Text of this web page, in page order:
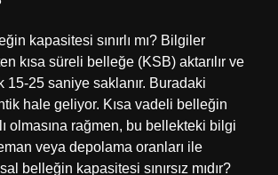
kapasitesi sınırlı mı? Bilgiler
kısa süreli belleğe (KSB) aktarılır ve
15-25 saniye saklanır. Buradaki
hale geliyor. Kısa vadeli belleğin
olmasına rağmen, bu bellekteki bilgi
veya depolama oranları ile
belleğin kapasitesi sınırsız mıdır?